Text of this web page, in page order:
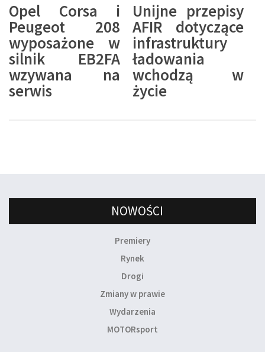
Opel Corsa i
Peugeot 208
wyposażone w
silnik EB2FA
wzywana na
serwis
Unijne przepisy
AFIR dotyczące
infrastruktury
ładowania
wchodzą w
życie
NOWOŚCI
Premiery
Rynek
Drogi
Zmiany w prawie
Wydarzenia
MOTORsport